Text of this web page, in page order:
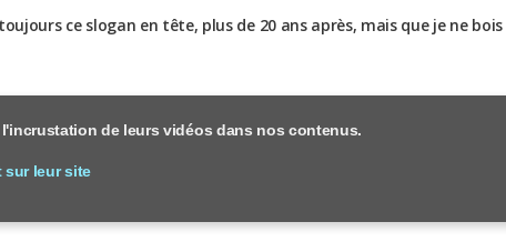
ce slogan en tête, plus de 20 ans après, mais que je ne
de leurs vidéos dans nos contenus.
sur leur site